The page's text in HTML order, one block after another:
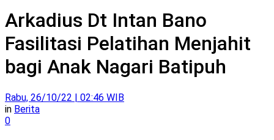
Arkadius Dt Intan Bano
Fasilitasi Pelatihan Menjahit
bagi Anak Nagari Batipuh
Rabu, 26/10/22 | 02:46 WIB
in Berita
0